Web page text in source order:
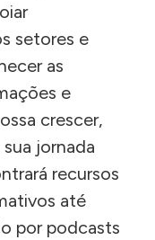
setores e
as
e
crescer,
jornada
recursos
até
por podcasts